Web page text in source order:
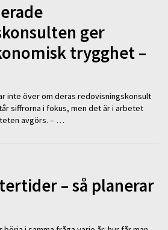
ger
trygghet –
inte över om deras redovisningskonsult
siffrorna i fokus, men det är i arbetet
avgörs. – …
– så planerar